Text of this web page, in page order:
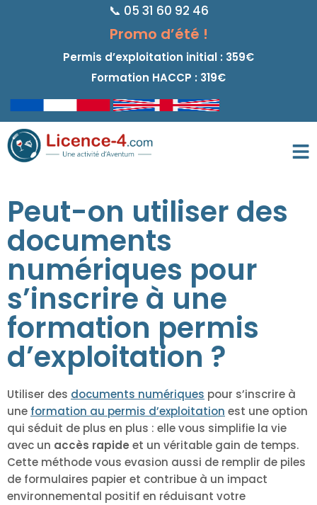
📞 05 31 60 92 46
Promo d’été !
Permis d’exploitation initial : 359€
Formation HACCP : 319€
Peut-on utiliser des
documents
numériques pour
s’inscrire à une
formation permis
d’exploitation ?
Utiliser des documents numériques pour s’inscrire à
une formation au permis d’exploitation est une option
qui séduit de plus en plus : elle vous simplifie la vie
avec un accès rapide et un véritable gain de temps.
Cette méthode vous evasion aussi de remplir de piles
de formulaires papier et contribue à un impact
environnemental positif en réduisant votre